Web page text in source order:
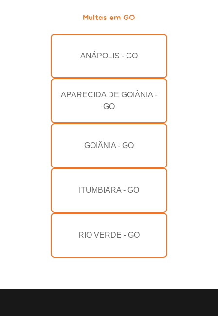
Multas em GO
ANÁPOLIS - GO
APARECIDA DE GOIÂNIA -
GO
GOIÂNIA - GO
ITUMBIARA - GO
RIO VERDE - GO